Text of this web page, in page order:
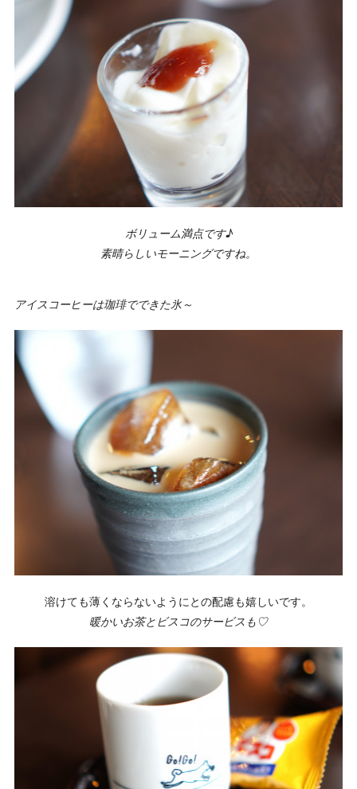
ボリューム満点です♪
素晴らしいモーニングですね。
アイスコーヒーは珈琲でできた氷～
溶けても薄くならないようにとの配慮も嬉しいです。
暖かいお茶とビスコのサービスも♡